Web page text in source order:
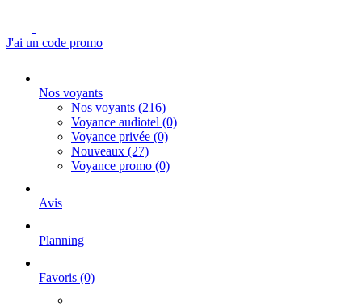
J'ai un code promo
Nos voyants
Nos voyants (216)
Voyance audiotel (0)
Voyance privée (0)
Nouveaux (27)
Voyance promo (0)
Avis
Planning
Favoris (0)